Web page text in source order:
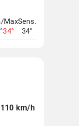
Max
34°
Sens.
34°
km/h